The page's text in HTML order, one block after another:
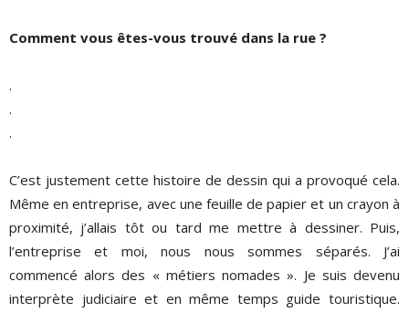
Comment vous êtes-vous trouvé dans la rue ?
.
.
.
C’est justement cette histoire de dessin qui a provoqué cela.
Même en entreprise, avec une feuille de papier et un crayon à
proximité, j’allais tôt ou tard me mettre à dessiner. Puis,
l’entreprise et moi, nous nous sommes séparés. J’ai
commencé alors des « métiers nomades ». Je suis devenu
interprète judiciaire et en même temps guide touristique.